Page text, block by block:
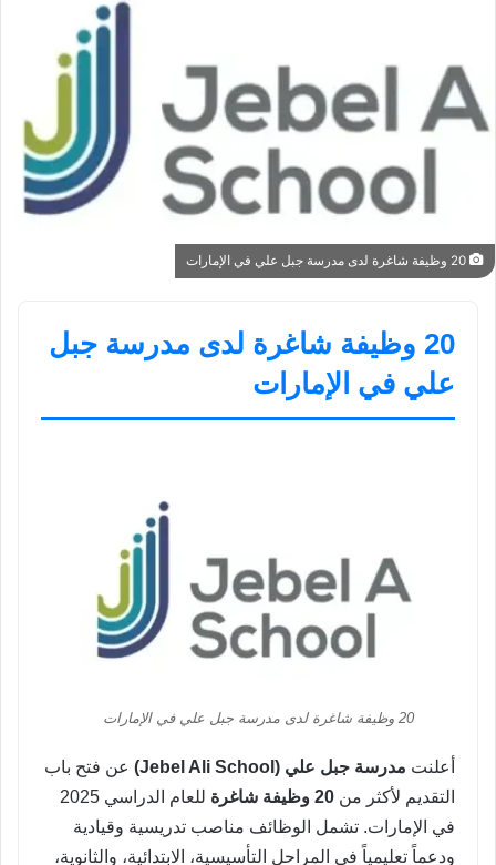
20 وظيفة شاغرة لدى مدرسة جبل
علي في الإمارات
20 وظيفة شاغرة لدى مدرسة جبل علي في الإمارات
أعلنت مدرسة جبل علي (Jebel Ali School)
عن فتح باب
التقديم لأكثر من 20 وظيفة شاغرة
للعام الدراسي 2025
في الإمارات. تشمل الوظائف مناصب تدريسية وقيادية
ودعماً تعليمياً في المراحل التأسيسية، الابتدائية، والثانوية،